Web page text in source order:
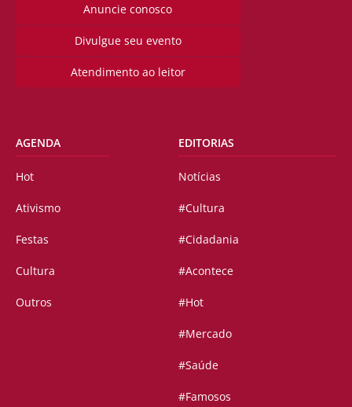
Anuncie conosco
Divulgue seu evento
Atendimento ao leitor
AGENDA
Hot
Ativismo
Festas
Cultura
Outros
EDITORIAS
Notícias
#Cultura
#Cidadania
#Acontece
#Hot
#Mercado
#Saúde
#Famosos